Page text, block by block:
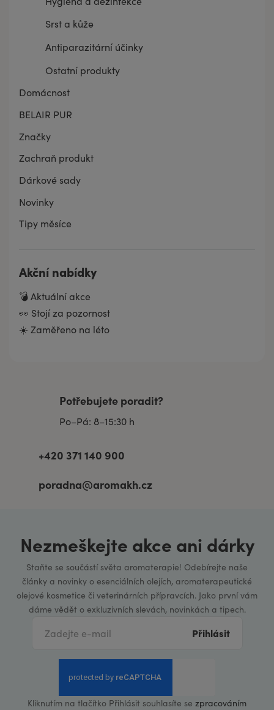
Srst a kůže
Antiparazitární účinky
Ostatní produkty
Domácnost
BELAIR PUR
Značky
Zachraň produkt
Dárkové sady
Novinky
Tipy měsíce
Akční nabídky
💣 Aktuální akce
👀 Stojí za pozornost
☀️ Zaměřeno na léto
Potřebujete poradit?
Po–Pá: 8–15:30 h
+420 371 140 900
poradna@aromakh.cz
Nezmeškejte akce ani dárky
Staňte se součástí světa aromaterapie! Odebírejte naše
články a novinky o esenciálních olejích, aromaterapeutické
olejové kosmetice či veterinárních přípravcích. Jako první vám
dáme vědět o exkluzivních slevách, novinkách a tipech.
Přihlásit
Kliknutím na tlačítko Přihlásit souhlasíte se zpracováním